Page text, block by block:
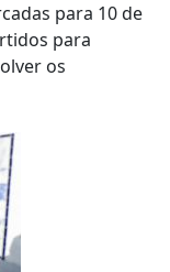
para 10 de
para
os